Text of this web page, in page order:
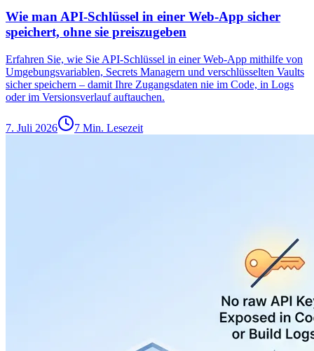
Wie man API-Schlüssel in einer Web-App sicher
speichert, ohne sie preiszugeben
Erfahren Sie, wie Sie API-Schlüssel in einer Web-App mithilfe von
Umgebungsvariablen, Secrets Managern und verschlüsselten Vaults
sicher speichern – damit Ihre Zugangsdaten nie im Code, in Logs
oder im Versionsverlauf auftauchen.
7. Juli 2026 7 Min. Lesezeit